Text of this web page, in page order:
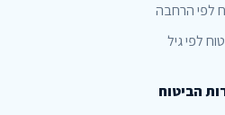
לפי הרחבה
לפי גיל
הביטוח